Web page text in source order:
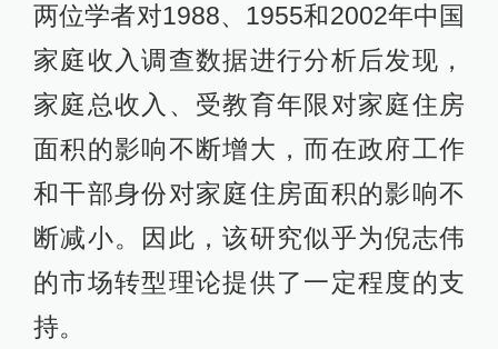
两位学者对1988、1955和2002年中国
家庭收入调查数据进行分析后发现，
家庭总收入、受教育年限对家庭住房
面积的影响不断增大，而在政府工作
和干部身份对家庭住房面积的影响不
断减小。因此，该研究似乎为倪志伟
的市场转型理论提供了一定程度的支
持。